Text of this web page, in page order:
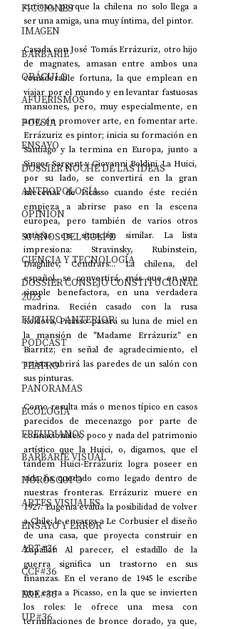
FICCIONES
IMAGEN
BARBARIE
ORÁCULO
AFUERISMOS
POESÍA
ENSAYO
DOSSIER NOCHE DE LAS IDEAS
ANTROPOLOGÍA
OPINIÓN
50 AÑOS DEL GOLPE
CIENCIA Y TECNOLOGÍA
DOSSIER CONSEJO CONSTITUCIONAL
2023
FUTURO ANTERIOR
PODCAST
TEATRO
PANORAMAS
ECOLOGÍA
FREUDIANOS
BARBARIE VISUAL
HORÓSCOPO
ARTES VISUALES
ENSAYO Y ERROR
ART#36
CCF#36
E&E#36
UP#36
curioso, porque la chilena no solo llega a
ser una amiga, una muy íntima, del pintor.
Casada con José Tomás Errázuriz, otro hijo
de magnates, amasan entre ambos una
considerable fortuna, la que emplean en
viajar por el mundo y en levantar fastuosas
mansiones, pero, muy especialmente, en
arte, en promover arte, en fomentar arte.
Errázuriz es pintor; inicia su formación en
Santiago y la termina en Europa, junto a
Singer Sargent y Giovanni Boldini. La Huici,
por su lado, se convertirá en la gran
mecenas de Picasso cuando éste recién
empieza a abrirse paso en la escena
europea, pero también de varios otros
artistas en situación similar. La lista
impresiona: Stravinsky, Rubinstein,
Diaghilev, Cendrars... La chilena, del
español, se convertirá, más que en una
simple benefactora, en una verdadera
madrina. Recién casado con la rusa
Koklova, Picasso pasará su luna de miel en
la mansión de "Madame Errázuriz" en
Biarritz; en señal de agradecimiento, el
artista cubrirá las paredes de un salón con
sus pinturas.
Como resulta más o menos típico en casos
parecidos de mecenazgo por parte de
connacionales, poco y nada del patrimonio
artístico que la Huici, o, digamos, que el
tándem Huici-Errázuriz logra poseer en
vida ha quedado como legado dentro de
nuestras fronteras. Errázuriz muere en
1927. Eugenia evalúa la posibilidad de volver
a Chile; le encarga a Le Corbusier el diseño
de una casa, que proyecta construir en
Zapallar. Al parecer, el estadillo de la
guerra significa un trastorno en sus
finanzas. En el verano de 1945 le escribe
una carta a Picasso, en la que se invierten
los roles: le ofrece una mesa con
terminaciones de bronce dorado, ya que,